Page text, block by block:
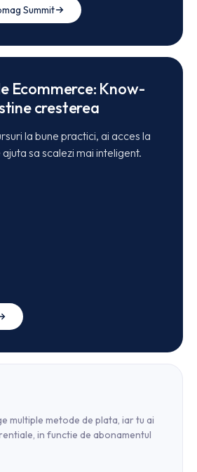
multiple metode de plata, iar tu ai
in functie de abonamentul
Ecommerce: Know-
cresterea
la bune practici, ai acces la
sa scalezi mai inteligent.
Summit